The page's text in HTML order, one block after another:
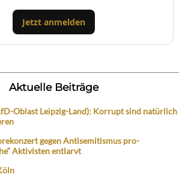
Jetzt anmelden
Aktuelle Beiträge
Oblast Leipzig-Land): Korrupt sind natürlich
gegen Antisemitismus pro-
Aktivisten entlarvt